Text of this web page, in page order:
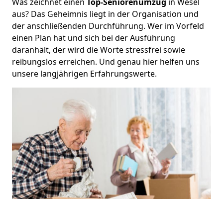
aus? Das Geheimnis liegt in der Organisation und
der anschließenden Durchführung. Wer im Vorfeld
einen Plan hat und sich bei der Ausführung
daranhält, der wird die Worte stressfrei sowie
reibungslos erreichen. Und genau hier helfen uns
unsere langjährigen Erfahrungswerte.